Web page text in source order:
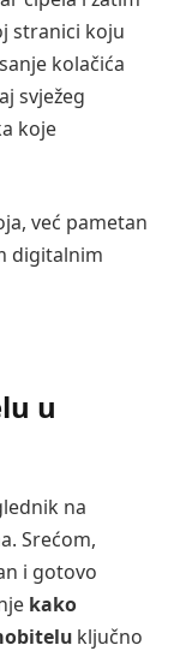
stranici koju
kolačića
svježeg
koje
već pametan
digitalnim
u
na
Srećom,
i gotovo
kako
ključno